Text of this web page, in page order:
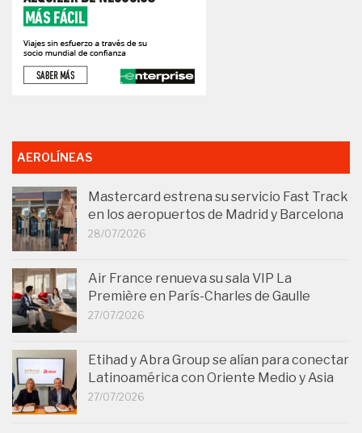
AEROLÍNEAS
Mastercard estrena su servicio Fast Track
en los aeropuertos de Madrid y Barcelona
28/07/2026
Air France renueva su sala VIP La
Première en París-Charles de Gaulle
27/07/2026
Etihad y Abra Group se alían para conectar
Latinoamérica con Oriente Medio y Asia
27/07/2026